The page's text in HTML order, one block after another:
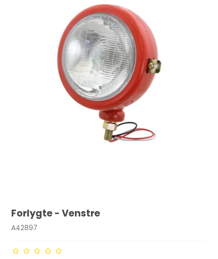
Forlygte - Venstre
A42897